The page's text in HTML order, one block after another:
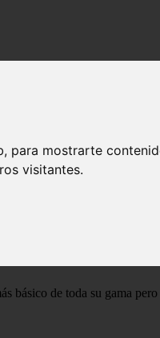
para mostrarte
visitantes.
básico de toda su gama